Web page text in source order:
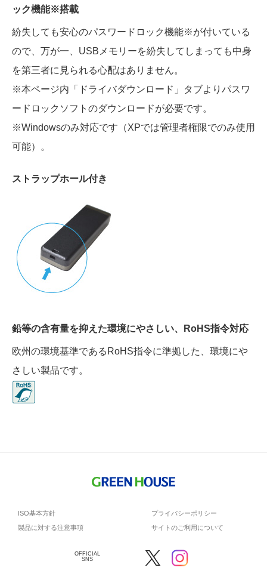
ック機能※搭載
紛失しても安心のパスワードロック機能※が付いている
ので、万が一、USBメモリーを紛失してしまっても中身
を第三者に見られる心配はありません。
※本ページ内「ドライバダウンロード」タブよりパスワ
ードロックソフトのダウンロードが必要です。
※Windowsのみ対応です（XPでは管理者権限でのみ使用
可能）。
ストラップホール付き
鉛等の含有量を抑えた環境にやさしい、RoHS指令対応
欧州の環境基準であるRoHS指令に準拠した、環境にや
さしい製品です。
ISO基本方針
プライバシーポリシー
製品に対する注意事項
サイトのご利用について
OFFICIAL
SNS